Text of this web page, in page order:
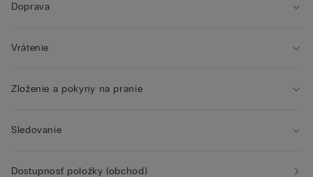
Doprava
Vrátenie
Zloženie a pokyny na pranie
Sledovanie
Dostupnosť položky (obchod)